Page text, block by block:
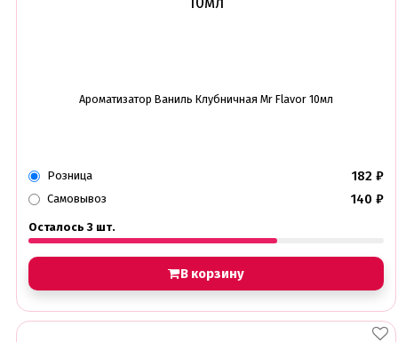
Ароматизатор Ваниль Клубничная Mr Flavor 10мл
Розница 182 ₽
Самовывоз 140 ₽
Осталось 3 шт.
В корзину